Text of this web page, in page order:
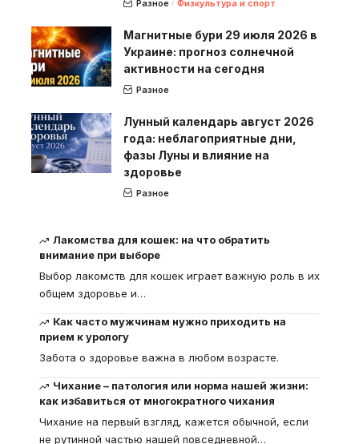
Разное Физкультура и спорт
Магнитные бури 29 июля 2026 в
Украине: прогноз солнечной
активности на сегодня
Разное
Лунный календарь август 2026
года: неблагоприятные дни,
фазы Луны и влияние на
здоровье
Разное
Лакомства для кошек: на что обратить
внимание при выборе
Выбор лакомств для кошек играет важную роль в их
общем здоровье и…
Как часто мужчинам нужно приходить на
прием к урологу
Забота о здоровье важна в любом возрасте.
Чихание – патология или норма нашей жизни:
как избавиться от многократного чихания
Чихание на первый взгляд, кажется обычной, если
не рутинной частью нашей повседневной…